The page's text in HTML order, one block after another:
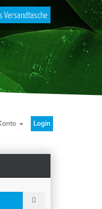
Versandtasche
Login